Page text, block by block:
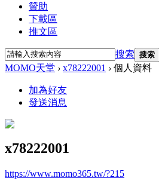
贊助
下載區
推文區
搜索 搜索
MOMO天堂 › x78222001 › 個人資料
加為好友
發送消息
x78222001
https://www.momo365.tw/?215